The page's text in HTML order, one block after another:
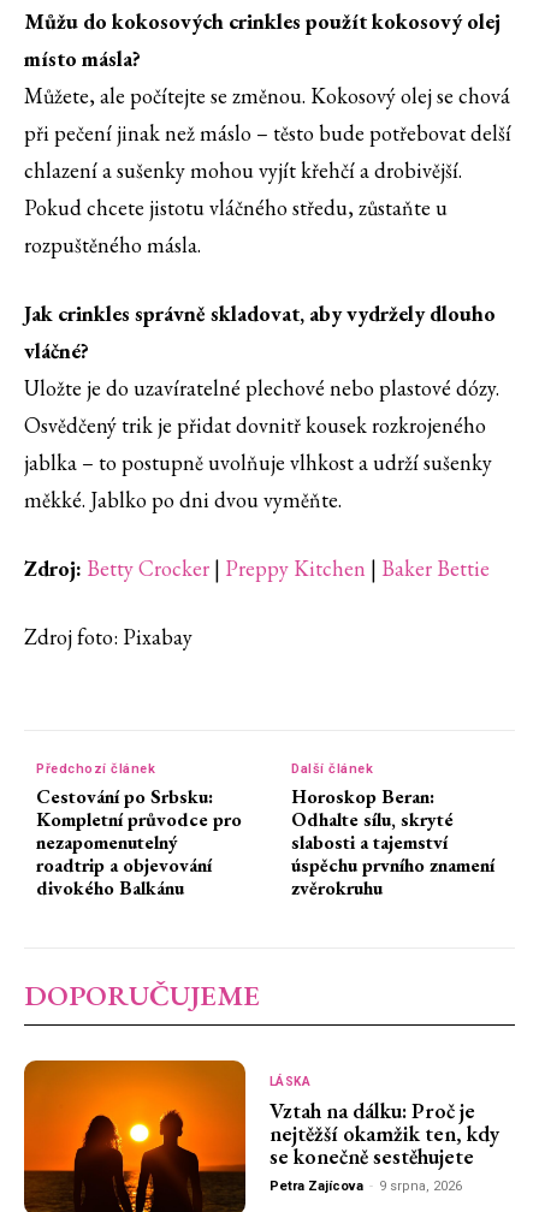
Můžu do kokosových crinkles použít kokosový olej
místo másla?
Můžete, ale počítejte se změnou. Kokosový olej se chová
při pečení jinak než máslo – těsto bude potřebovat delší
chlazení a sušenky mohou vyjít křehčí a drobivější.
Pokud chcete jistotu vláčného středu, zůstaňte u
rozpuštěného másla.
Jak crinkles správně skladovat, aby vydržely dlouho
vláčné?
Uložte je do uzavíratelné plechové nebo plastové dózy.
Osvědčený trik je přidat dovnitř kousek rozkrojeného
jablka – to postupně uvolňuje vlhkost a udrží sušenky
měkké. Jablko po dni dvou vyměňte.
Zdroj: Betty Crocker | Preppy Kitchen | Baker Bettie
Zdroj foto: Pixabay
Předchozí článek
Cestování po Srbsku:
Kompletní průvodce pro
nezapomenutelný
roadtrip a objevování
divokého Balkánu
Další článek
Horoskop Beran:
Odhalte sílu, skryté
slabosti a tajemství
úspěchu prvního znamení
zvěrokruhu
DOPORUČUJEME
LÁSKA
Vztah na dálku: Proč je
nejtěžší okamžik ten, kdy
se konečně sestěhujete
Petra Zajícova - 9 srpna, 2026